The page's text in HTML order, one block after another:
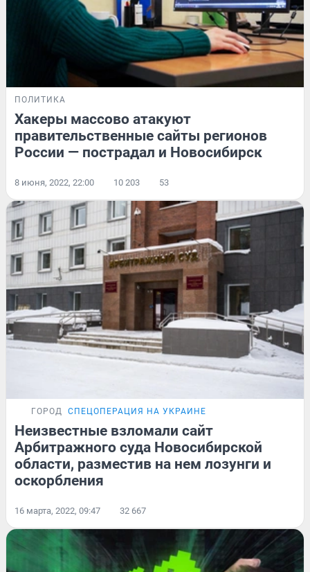
ПОЛИТИКА
Хакеры массово атакуют
правительственные сайты регионов
России — пострадал и Новосибирск
8 июня, 2022, 22:00 10 203 53
ГОРОД СПЕЦОПЕРАЦИЯ НА УКРАИНЕ
Неизвестные взломали сайт
Арбитражного суда Новосибирской
области, разместив на нем лозунги и
оскорбления
16 марта, 2022, 09:47 32 667